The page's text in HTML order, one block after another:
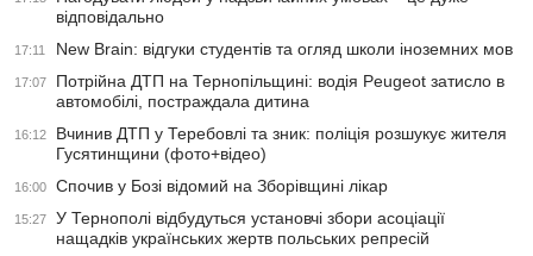
відповідально
17:11 New Brain: відгуки студентів та огляд школи іноземних мов
17:07
Потрійна ДТП на Тернопільщині: водія Peugeot затисло в
автомобілі, постраждала дитина
16:12
Вчинив ДТП у Теребовлі та зник: поліція розшукує жителя
Гусятинщини (фото+відео)
16:00 Спочив у Бозі відомий на Зборівщині лікар
15:27
У Тернополі відбудуться установчі збори асоціації
нащадків українських жертв польських репресій